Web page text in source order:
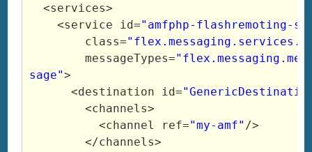
<services>
<service
id="amfphp-flashremoting-
class=
messageTypes=
sage">
<destination
id=
<channels>
<channel
ref="my-amf" />
</channels>